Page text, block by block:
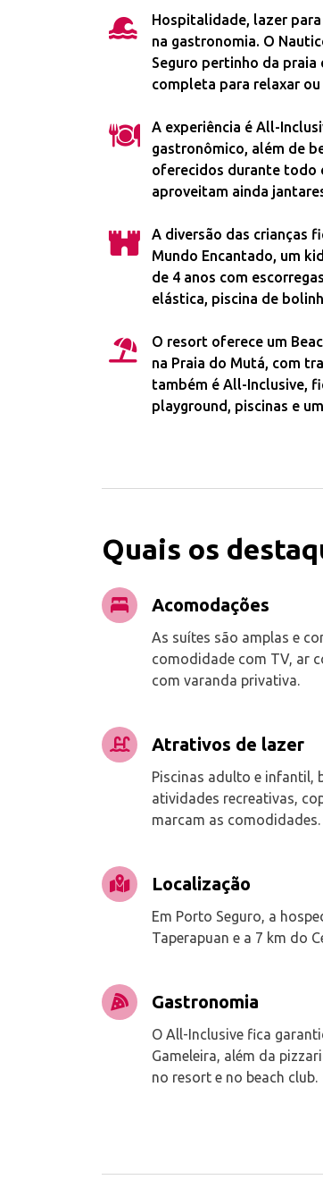
Hospitalidade, lazer
na gastronomia. O
Seguro pertinho da
completa para relaxar
A experiência é All-
gastronômico, além de
oferecidos durante todo
aproveitam ainda
A diversão das crianças
Mundo Encantado, um
de 4 anos com
elástica, piscina de
O resort oferece um
na Praia do Mutá, com
também é All-Inclusive,
playground, piscinas e
Quais os
Acomodações
As suítes são amplas e
comodidade com TV, ar
com varanda privativa.
Atrativos de lazer
Piscinas adulto e infantil,
atividades recreativas,
marcam as comodidades.
Localização
Em Porto Seguro, a
Taperapuan e a 7 km do
Gastronomia
O All-Inclusive fica
Gameleira, além da
no resort e no beach club.